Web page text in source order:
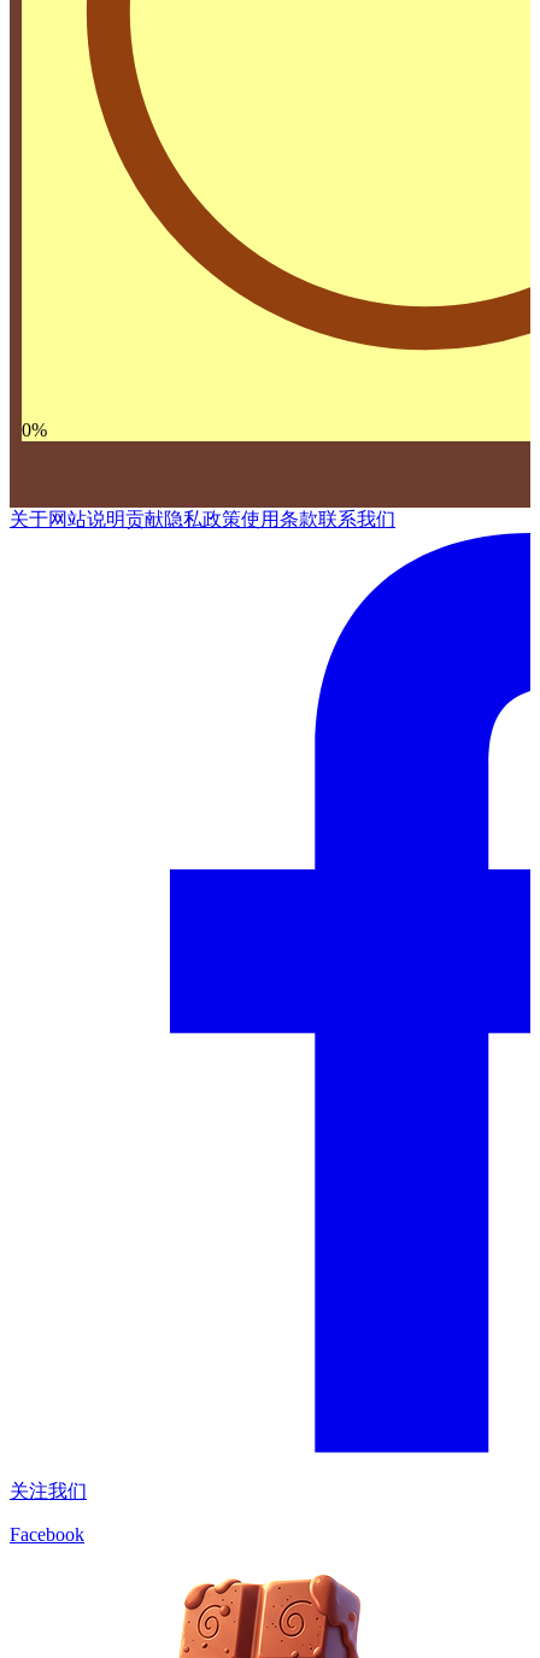
0%
关于网站说明贡献隐私政策使用条款联系我们
关注我们
Facebook